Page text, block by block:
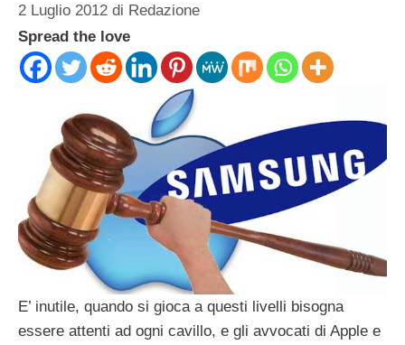
2 Luglio 2012 di Redazione
Spread the love
E’ inutile, quando si gioca a questi livelli bisogna
essere attenti ad ogni cavillo, e gli avvocati di Apple e